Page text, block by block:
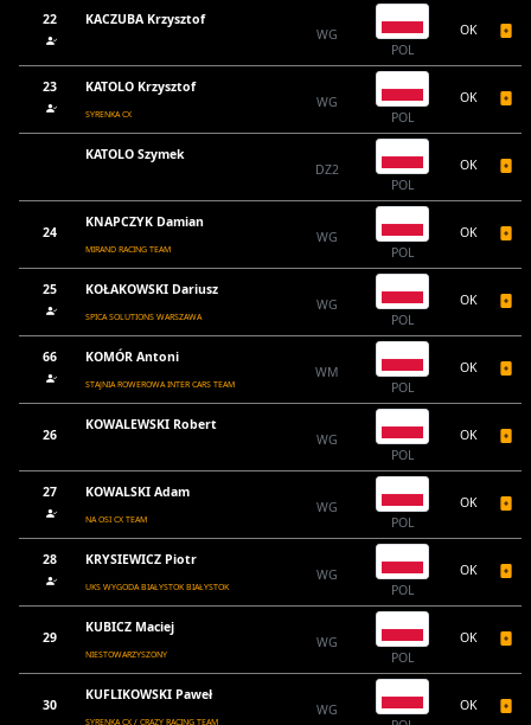
22
KACZUBA Krzysztof
WG
POL
OK
23 KATOLO Krzysztof
SYRENKA CX
WG
POL
OK
KATOLO Szymek
DZ2
POL
OK
24
KNAPCZYK Damian
MIRAND RACING TEAM
WG
POL
OK
25 KOŁAKOWSKI Dariusz
SPICA SOLUTIONS WARSZAWA
WG
POL
OK
66 KOMÓR Antoni
STAJNIA ROWEROWA INTER CARS TEAM
WM
POL
OK
26
KOWALEWSKI Robert
WG
POL
OK
27 KOWALSKI Adam
NA OSI CX TEAM
WG
POL
OK
28 KRYSIEWICZ Piotr
UKS WYGODA BIAŁYSTOK BIAŁYSTOK
WG
POL
OK
29
KUBICZ Maciej
NIESTOWARZYSZONY
WG
POL
OK
30
KUFLIKOWSKI Paweł
SYRENKA CX / CRAZY RACING TEAM
WG
OK